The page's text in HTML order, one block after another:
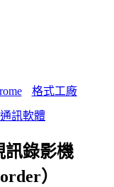
格式工廠
訊軟體
訊錄影機
）